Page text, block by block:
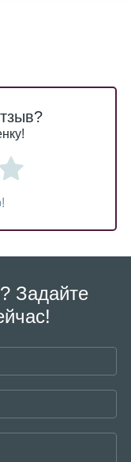
Задайте